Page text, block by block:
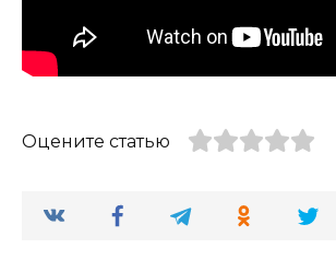
Оцените статью